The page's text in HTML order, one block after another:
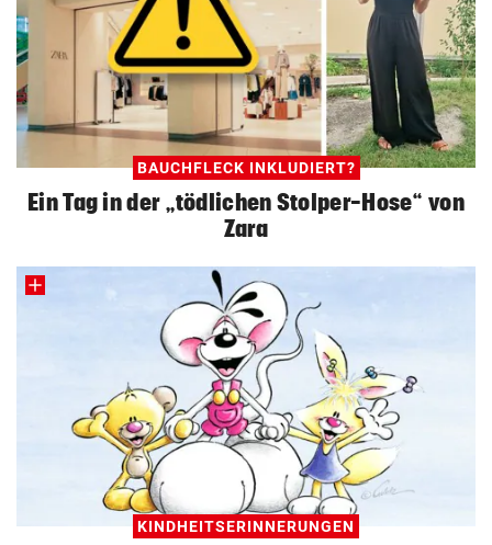
BAUCHFLECK INKLUDIERT?
Ein Tag in der „tödlichen Stolper-Hose“ von
Zara
KINDHEITSERINNERUNGEN